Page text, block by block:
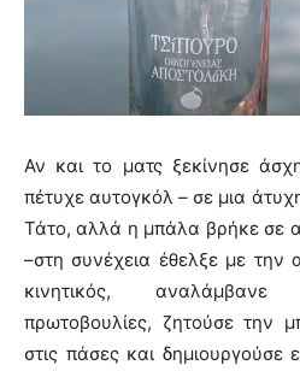
Αν και το ματς ξεκίνησε
πέτυχε αυτογκόλ – σε μια
Τάτο, αλλά η μπάλα βρήκε σε
–στη συνέχεια έθελξε με
κινητικός, αναλάμβανε
πρωτοβουλίες, ζητούσε την
στις πάσες και δημιουργούσε